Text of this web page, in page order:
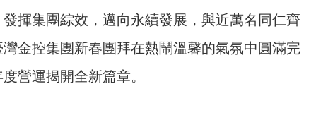
揮集團綜效，邁向永續發展，與近萬名同仁齊
金控集團新春團拜在熱鬧溫馨的氣氛中圓滿完
營運揭開全新篇章。